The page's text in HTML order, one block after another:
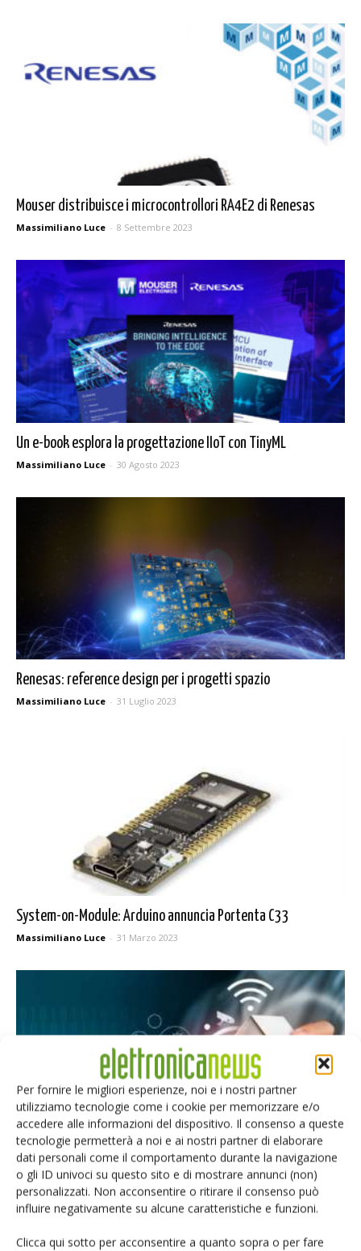
Per fornire le migliori esperienze, noi e i nostri partner
utilizziamo tecnologie come i cookie per memorizzare e/o
accedere alle informazioni del dispositivo. Il consenso a queste
tecnologie permetterà a noi e ai nostri partner di elaborare
dati personali come il comportamento durante la navigazione
o gli ID univoci su questo sito e di mostrare annunci (non)
personalizzati. Non acconsentire o ritirare il consenso può
influire negativamente su alcune caratteristiche e funzioni.
Clicca qui sotto per acconsentire a quanto sopra o per fare
Mouser distribuisce i microcontrollori RA4E2 di Renesas
Massimiliano Luce - 8 Settembre 2023
Un e-book esplora la progettazione IIoT con TinyML
Massimiliano Luce - 30 Agosto 2023
Renesas: reference design per i progetti spazio
Massimiliano Luce - 31 Luglio 2023
System-on-Module: Arduino annuncia Portenta C33
Massimiliano Luce - 31 Marzo 2023
Smart home: Renesas supporta il protocollo Matter
Massimiliano Luce - 26 Gennaio 2023